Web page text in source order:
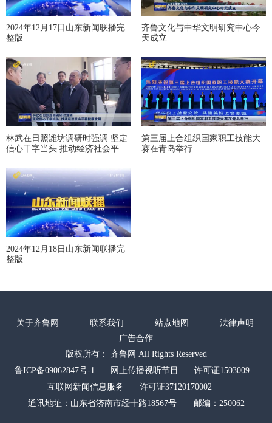
2024年12月17日山东新闻联播完
整版
齐鲁文化与中华文明研究中心今
天成立
林武在日照潍坊调研时强调 坚定
信心干字当头 推动经济社会平稳
第三届上合组织国家职工技能大
赛在青岛举行
2024年12月18日山东新闻联播完
整版
关于齐鲁网 联系我们 站点地图 法律声明
广告合作
版权所有： 齐鲁网 All Rights Reserved
鲁ICP备09062847号-1
网上传播视听节目
许可证1503009
互联网新闻信息服务
许可证37120170002
通讯地址：山东省济南市经十路18567号 邮编：250062